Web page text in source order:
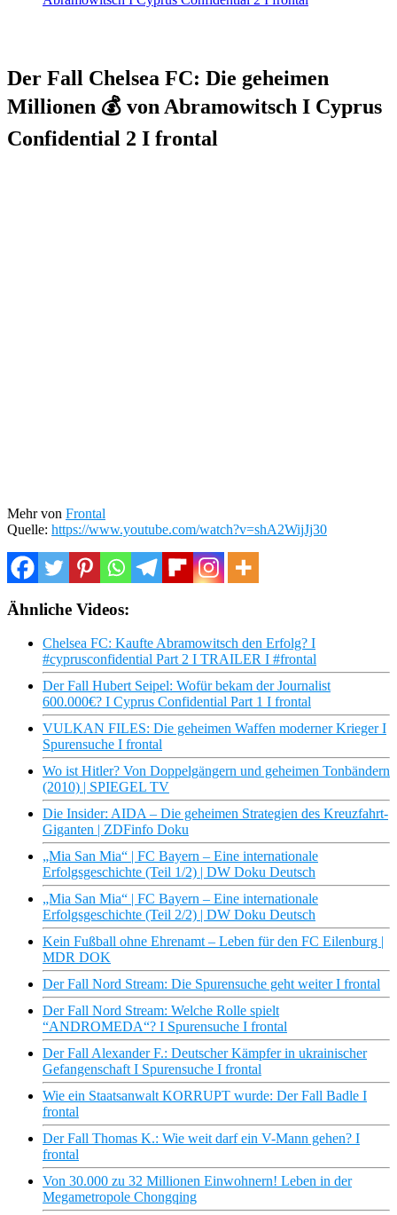
Der Fall Chelsea FC: Die geheimen
Millionen 💰 von Abramowitsch I Cyprus
Confidential 2 I frontal
Mehr von Frontal
Quelle: https://www.youtube.com/watch?v=shA2WijJj30
Ähnliche Videos:
Chelsea FC: Kaufte Abramowitsch den Erfolg? I
#cyprusconfidential Part 2 I TRAILER I #frontal
Der Fall Hubert Seipel: Wofür bekam der Journalist
600.000€? I Cyprus Confidential Part 1 I frontal
VULKAN FILES: Die geheimen Waffen moderner Krieger I
Spurensuche I frontal
Wo ist Hitler? Von Doppelgängern und geheimen Tonbändern
(2010) | SPIEGEL TV
Die Insider: AIDA – Die geheimen Strategien des Kreuzfahrt-
Giganten | ZDFinfo Doku
„Mia San Mia“ | FC Bayern – Eine internationale
Erfolgsgeschichte (Teil 1/2) | DW Doku Deutsch
„Mia San Mia“ | FC Bayern – Eine internationale
Erfolgsgeschichte (Teil 2/2) | DW Doku Deutsch
Kein Fußball ohne Ehrenamt – Leben für den FC Eilenburg |
MDR DOK
Der Fall Nord Stream: Die Spurensuche geht weiter I frontal
Der Fall Nord Stream: Welche Rolle spielt
“ANDROMEDA“? I Spurensuche I frontal
Der Fall Alexander F.: Deutscher Kämpfer in ukrainischer
Gefangenschaft I Spurensuche I frontal
Wie ein Staatsanwalt KORRUPT wurde: Der Fall Badle I
frontal
Der Fall Thomas K.: Wie weit darf ein V-Mann gehen? I
frontal
Von 30.000 zu 32 Millionen Einwohnern! Leben in der
Megametropole Chongqing